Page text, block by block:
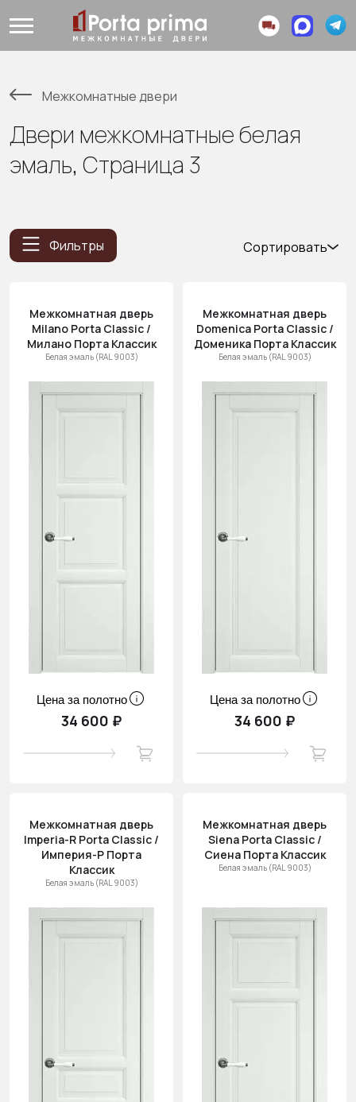
Межкомнатные двери
Двери межкомнатные белая
эмаль, Страница 3
Фильтры
Сортировать
(возр.)
Цена (убыв.)
Cначала
новинки
Межкомнатная дверь
Milano Porta Classic /
Милано Порта Классик
Белая эмаль (RAL 9003)
Цена за полотно
34 600 ₽
Межкомнатная дверь
Domenica Porta Classic /
Доменика Порта Классик
Белая эмаль (RAL 9003)
Цена за полотно
34 600 ₽
Межкомнатная дверь
Imperia-R Porta Classic /
Империя-Р Порта
Классик
Белая эмаль (RAL 9003)
Межкомнатная дверь
Siena Porta Classic /
Сиена Порта Классик
Белая эмаль (RAL 9003)